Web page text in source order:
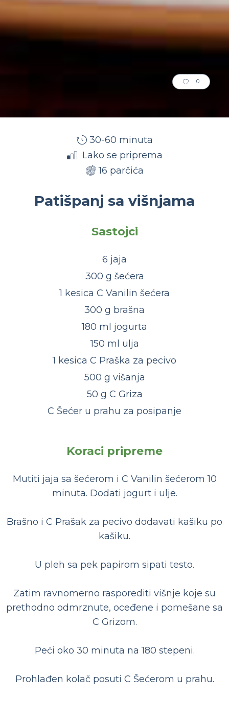
0
30-60 minuta
Lako se priprema
16 parčića
Patišpanj sa višnjama
Sastojci
6 jaja
300 g šećera
1 kesica C Vanilin šećera
300 g brašna
180 ml jogurta
150 ml ulja
1 kesica C Praška za pecivo
500 g višanja
50 g C Griza
C Šećer u prahu za posipanje
Koraci pripreme
Mutiti jaja sa šećerom i C Vanilin šećerom 10
minuta. Dodati jogurt i ulje.
Brašno i C Prašak za pecivo dodavati kašiku po
kašiku.
U pleh sa pek papirom sipati testo.
Zatim ravnomerno rasporediti višnje koje su
prethodno odmrznute, oceđene i pomešane sa
C Grizom.
Peći oko 30 minuta na 180 stepeni.
Prohlađen kolač posuti C Šećerom u prahu.